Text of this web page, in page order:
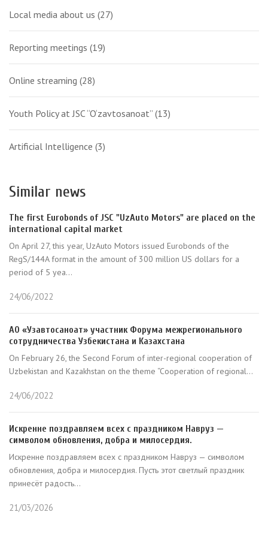
Local media about us (27)
Reporting meetings (19)
Online streaming (28)
Youth Policy at JSC “O‘zavtosanoat” (13)
Artificial Intelligence (3)
Similar news
The first Eurobonds of JSC "UzAuto Motors" are placed on the
international capital market
On April 27, this year, UzAuto Motors issued Eurobonds of the
RegS/144A format in the amount of 300 million US dollars for a
period of 5 yea...
24/06/2022
АО «Узавтосаноат» участник Форума межрегионального
сотрудничества Узбекистана и Казахстана
On February 26, the Second Forum of inter-regional cooperation of
Uzbekistan and Kazakhstan on the theme “Cooperation of regional...
24/06/2022
Искренне поздравляем всех с праздником Навруз —
символом обновления, добра и милосердия.
Искренне поздравляем всех с праздником Навруз — символом
обновления, добра и милосердия. Пусть этот светлый праздник
принесёт радость...
21/03/2026